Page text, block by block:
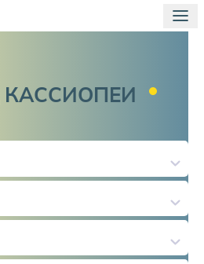
КАССИОПЕИ